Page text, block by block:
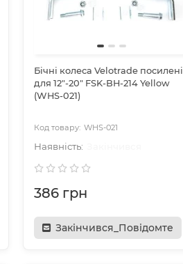
Бічні колеса Velotrade посилені
для 12"-20" FSK-BH-214 Yellow
(WHS-021)
WHS-021
386 грн
Закінчився_Повідомте